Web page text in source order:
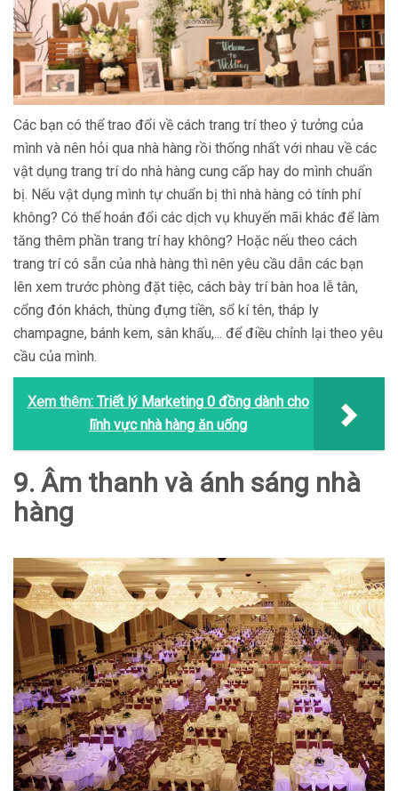
Các bạn có thể trao đổi về cách trang trí theo ý tưởng của
mình và nên hỏi qua nhà hàng rồi thống nhất với nhau về các
vật dụng trang trí do nhà hàng cung cấp hay do mình chuẩn
bị. Nếu vật dụng mình tự chuẩn bị thì nhà hàng có tính phí
không? Có thể hoán đổi các dịch vụ khuyến mãi khác để làm
tăng thêm phần trang trí hay không? Hoặc nếu theo cách
trang trí có sẵn của nhà hàng thì nên yêu cầu dẫn các bạn
lên xem trước phòng đặt tiệc, cách bày trí bàn hoa lễ tân,
cổng đón khách, thùng đựng tiền, sổ kí tên, tháp ly
champagne, bánh kem, sân khấu,... để điều chỉnh lại theo yêu
cầu của mình.
Xem thêm: Triết lý Marketing 0 đồng dành cho
lĩnh vực nhà hàng ăn uống
9. Âm thanh và ánh sáng nhà
hàng